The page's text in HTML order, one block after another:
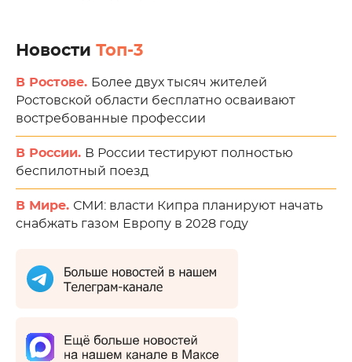
Новости Топ-3
В Ростове. Более двух тысяч жителей
Ростовской области бесплатно осваивают
востребованные профессии
В России. В России тестируют полностью
беспилотный поезд
В Мире. СМИ: власти Кипра планируют начать
снабжать газом Европу в 2028 году